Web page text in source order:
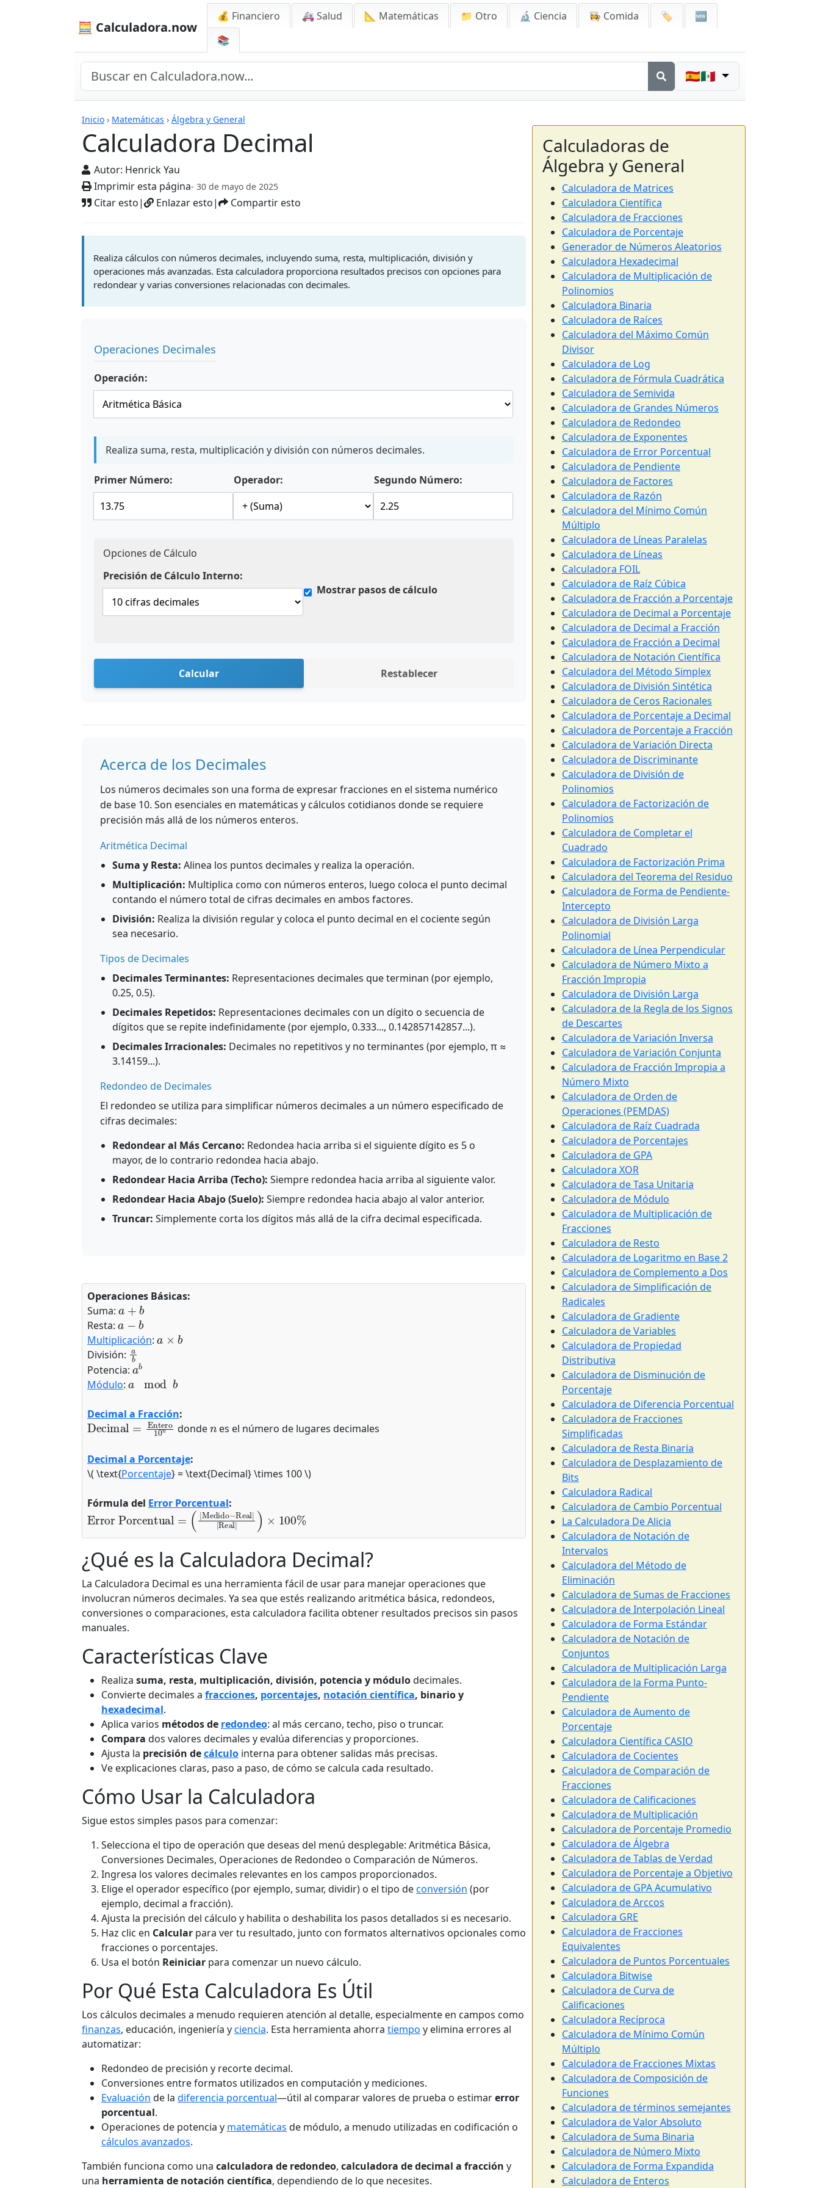
🧮 Calculadora.now
💰 Financiero 🚑 Salud 📐 Matemáticas 📁 Otro 🔬 Ciencia 👩‍🍳 Comida 🏷️
🆕
📚
🇪🇸🇲🇽
Inicio › Matemáticas › Álgebra y General
Calculadora Decimal
Autor: Henrick Yau
Imprimir esta página- 30 de mayo de 2025
Citar esto| Enlazar esto| Compartir esto
Calculadoras
Realiza cálculos con números decimales, incluyendo suma, resta, multiplicación, división y
operaciones más avanzadas. Esta calculadora proporciona resultados precisos con opciones para
redondear y varias conversiones relacionadas con decimales.
Operaciones Decimales
Operación:
Realiza suma, resta, multiplicación y división con números decimales.
Primer Número: Operador: Segundo Número:
Opciones de Cálculo
Precisión de Cálculo Interno:
Mostrar pasos de cálculo
Calcular Restablecer
Acerca de los Decimales
Los números decimales son una forma de expresar fracciones en el sistema numérico
de base 10. Son esenciales en matemáticas y cálculos cotidianos donde se requiere
precisión más allá de los números enteros.
Aritmética Decimal
Suma y Resta: Alinea los puntos decimales y realiza la operación.
Multiplicación: Multiplica como con números enteros, luego coloca el punto decimal
contando el número total de cifras decimales en ambos factores.
División: Realiza la división regular y coloca el punto decimal en el cociente según
sea necesario.
Tipos de Decimales
Decimales Terminantes: Representaciones decimales que terminan (por ejemplo,
0.25, 0.5).
Decimales Repetidos: Representaciones decimales con un dígito o secuencia de
dígitos que se repite indefinidamente (por ejemplo, 0.333..., 0.142857142857...).
Decimales Irracionales: Decimales no repetitivos y no terminantes (por ejemplo, π ≈
3.14159...).
Redondeo de Decimales
El redondeo se utiliza para simplificar números decimales a un número especificado de
cifras decimales:
Redondear al Más Cercano: Redondea hacia arriba si el siguiente dígito es 5 o
mayor, de lo contrario redondea hacia abajo.
Redondear Hacia Arriba (Techo): Siempre redondea hacia arriba al siguiente valor.
Redondear Hacia Abajo (Suelo): Siempre redondea hacia abajo al valor anterior.
Truncar: Simplemente corta los dígitos más allá de la cifra decimal especificada.
Operaciones Básicas:
Suma:
a+b
Resta:
a −b
Multiplicación:
División:
ab
Potencia:
a b
Módulo:
amod b
Decimal a Fracción:
Decimal=Entero10
donde es el número de lugares decimales
Decimal a Porcentaje:
\( \text{Porcentaje} = \text{Decimal} \times 100 \)
Fórmula del Error Porcentual:
Error Porcentual=
(|Medido−Real||Real|)×100%
¿Qué es la Calculadora Decimal?
La Calculadora Decimal es una herramienta fácil de usar para manejar operaciones que
involucran números decimales. Ya sea que estés realizando aritmética básica, redondeos,
conversiones o comparaciones, esta calculadora facilita obtener resultados precisos sin pasos
manuales.
Características Clave
Realiza suma, resta, multiplicación, división, potencia y módulodecimales.
Convierte decimales a fracciones, porcentajes, notación científica, binario y
hexadecimal.
Aplica varios métodos de redondeo: al más cercano, techo, piso o truncar.
Compara dos valores decimales y evalúa diferencias y proporciones.
Ajusta la precisión decálculo interna para obtener salidas más precisas.
Ve explicaciones claras, paso a paso, de cómo se calcula cada resultado.
Cómo Usar la Calculadora
Sigue estos simples pasos para comenzar:
Selecciona el tipo de operación que deseas del menú desplegable: Aritmética Básica,
Conversiones Decimales, Operaciones de Redondeo o Comparación de Números.
Ingresa los valores decimales relevantes en los campos proporcionados.
Elige el operador específico (por ejemplo, sumar, dividir) o el tipo deconversión (por
ejemplo, decimal a fracción).
Ajusta la precisión del cálculo y habilita o deshabilita los pasos detallados si es necesario.
Haz clic en Calcular para ver tu resultado, junto con formatos alternativos opcionales como
fracciones o porcentajes.
Usa el botón Reiniciar para comenzar un nuevo cálculo.
Por Qué Esta Calculadora Es Útil
Los cálculos decimales a menudo requieren atención al detalle, especialmente en campos como
finanzas, educación, ingeniería yciencia. Esta herramienta ahorra tiempo y elimina errores al
automatizar:
Redondeo de precisión y recorte decimal.
Conversiones entre formatos utilizados en computación y mediciones.
Evaluación de la diferencia porcentual—útil al comparar valores de prueba o estimarerror
porcentual.
Operaciones de potencia y matemáticas de módulo, a menudo utilizadas en codificación o
cálculos avanzados.
También funciona como una calculadora de redondeo, calculadora de decimal a fracción y
una herramienta de notación científica, dependiendo de lo que necesites.
Calculadoras de
Álgebra y General
Calculadora de Matrices
Calculadora Científica
Calculadora de Fracciones
Calculadora de Porcentaje
Generador de Números Aleatorios
Calculadora Hexadecimal
Calculadora de Multiplicación de
Polinomios
Calculadora Binaria
Calculadora de Raíces
Calculadora del Máximo Común
Divisor
Calculadora de Log
Calculadora de Fórmula Cuadrática
Calculadora de Semivida
Calculadora de Grandes Números
Calculadora de Redondeo
Calculadora de Exponentes
Calculadora de Error Porcentual
Calculadora de Pendiente
Calculadora de Factores
Calculadora de Razón
Calculadora del Mínimo Común
Múltiplo
Calculadora de Líneas Paralelas
Calculadora de Líneas
Calculadora FOIL
Calculadora de Raíz Cúbica
Calculadora de Fracción a Porcentaje
Calculadora de Decimal a Porcentaje
Calculadora de Decimal a Fracción
Calculadora de Fracción a Decimal
Calculadora de Notación Científica
Calculadora del Método Simplex
Calculadora de División Sintética
Calculadora de Ceros Racionales
Calculadora de Porcentaje a Decimal
Calculadora de Porcentaje a Fracción
Calculadora de Variación Directa
Calculadora de Discriminante
Calculadora de División de
Polinomios
Calculadora de Factorización de
Polinomios
Calculadora de Completar el
Cuadrado
Calculadora de Factorización Prima
Calculadora del Teorema del Residuo
Calculadora de Forma de Pendiente-
Intercepto
Calculadora de División Larga
Polinomial
Calculadora de Línea Perpendicular
Calculadora de Número Mixto a
Fracción Impropia
Calculadora de División Larga
Calculadora de la Regla de los Signos
de Descartes
Calculadora de Variación Inversa
Calculadora de Variación Conjunta
Calculadora de Fracción Impropia a
Número Mixto
Calculadora de Orden de
Operaciones (PEMDAS)
Calculadora de Raíz Cuadrada
Calculadora de Porcentajes
Calculadora de GPA
Calculadora XOR
Calculadora de Tasa Unitaria
Calculadora de Módulo
Calculadora de Multiplicación de
Fracciones
Calculadora de Resto
Calculadora de Logaritmo en Base 2
Calculadora de Complemento a Dos
Calculadora de Simplificación de
Radicales
Calculadora de Gradiente
Calculadora de Variables
Calculadora de Propiedad
Distributiva
Calculadora de Disminución de
Porcentaje
Calculadora de Diferencia Porcentual
Calculadora de Fracciones
Simplificadas
Calculadora de Resta Binaria
Calculadora de Desplazamiento de
Bits
Calculadora Radical
Calculadora de Cambio Porcentual
La Calculadora De Alicia
Calculadora de Notación de
Intervalos
Calculadora del Método de
Eliminación
Calculadora de Sumas de Fracciones
Calculadora de Interpolación Lineal
Calculadora de Forma Estándar
Calculadora de Notación de
Conjuntos
Calculadora de Multiplicación Larga
Calculadora de la Forma Punto-
Pendiente
Calculadora de Aumento de
Porcentaje
Calculadora Científica CASIO
Calculadora de Cocientes
Calculadora de Comparación de
Fracciones
Calculadora de Calificaciones
Calculadora de Multiplicación
Calculadora de Porcentaje Promedio
Calculadora de Álgebra
Calculadora de Tablas de Verdad
Calculadora de Porcentaje a Objetivo
Calculadora de GPA Acumulativo
Calculadora de Arccos
Calculadora GRE
Calculadora de Fracciones
Equivalentes
Calculadora de Puntos Porcentuales
Calculadora Bitwise
Calculadora de Curva de
Calificaciones
Calculadora Recíproca
Calculadora de Mínimo Común
Múltiplo
Calculadora de Fracciones Mixtas
Calculadora de Composición de
Funciones
Calculadora de términos semejantes
Calculadora de Valor Absoluto
Calculadora de Suma Binaria
Calculadora de Número Mixto
Calculadora de Forma Expandida
Calculadora de Enteros